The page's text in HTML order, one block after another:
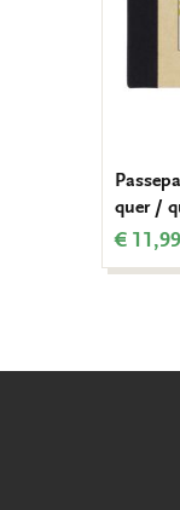
quer /
€ 11,99